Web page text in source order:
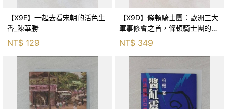
【X9E】一起去看宋朝的活色生
香_陳華勝
NT$ 129
【X9D】條頓騎士團：歐洲三大
軍事修會之首，條頓騎士團的三
百年興衰史_威廉．厄本, 陸大鵬
NT$ 349